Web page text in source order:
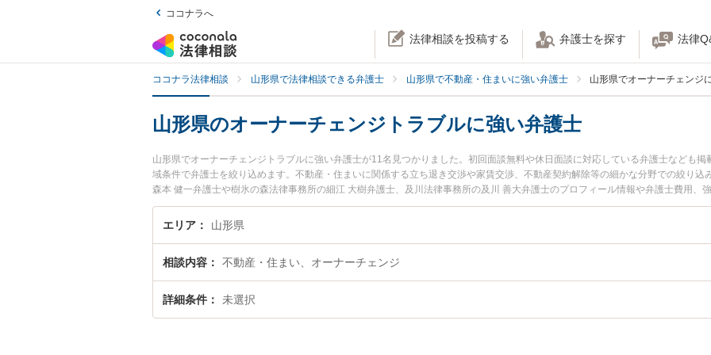
ココナラへ
法律相談を投稿する 弁護士を探す 法律
ココナラ法律相談 山形県で法律相談できる弁護士 山形県で不動産・住まいに強い弁護士 山形県でオーナーチェンジ
山形県のオーナーチェンジトラブルに強い弁護士
山形県でオーナーチェンジトラブルに強い弁護士が11名見つかりました。初回面談無料や休日面談に対応している弁護士なども
域条件で弁護士を絞り込めます。不動産・住まいに関係する立ち退き交渉や家賃交渉、不動産契約解除等の細かな分野での絞り
森本 健一弁護士や樹氷の森法律事務所の細江 大樹弁護士、及川法律事務所の及川 善大弁護士のプロフィール情報や弁護士費用、
夜間に発生したオーナーチェンジトラブルのトラブルを今すぐに弁護士に相談したい』『オーナーチェンジトラブルのトラブル
回相談無料でオーナーチェンジトラブルを法律相談できる山形県内の弁護士に相談予約したい』などでお困りの相談者さんにおす
エリア 山形県
相談内容 不動産・住まい、オーナーチェンジ
詳細条件 未選択